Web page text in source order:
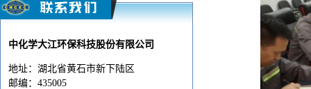
中化学大江环保科技股份有限公司
地址：湖北省黄石市新下陆区
邮编：435005